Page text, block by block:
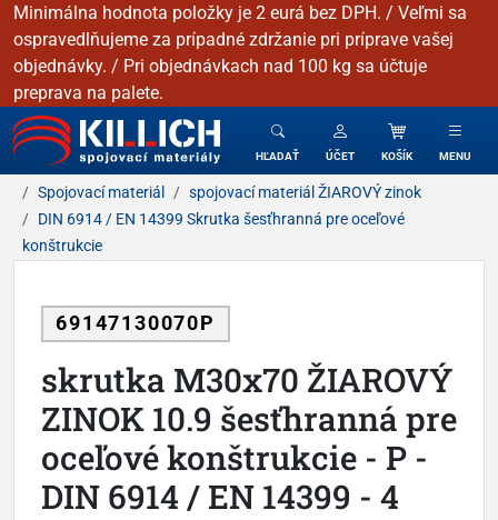
Minimálna hodnota položky je 2 eurá bez DPH. / Veľmi sa
ospravedlňujeme za prípadné zdržanie pri príprave vašej
objednávky. / Pri objednávkach nad 100 kg sa účtuje
preprava na palete.
KILLICH - Spojovacie materiály
HĽADAŤ ÚČET KOŠÍK MENU
Spojovací materiál
spojovací materiál ŽIAROVÝ zinok
DIN 6914 / EN 14399 Skrutka šesťhranná pre oceľové
konštrukcie
69147130070P
skrutka M30x70 ŽIAROVÝ
ZINOK 10.9 šesťhranná pre
oceľové konštrukcie - P -
DIN 6914 / EN 14399 - 4